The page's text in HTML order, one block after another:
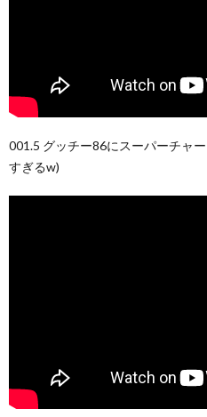
001.5 グッチー86にスーパーチャ
すぎるw)